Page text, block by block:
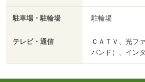
駐車場・駐輪場 駐輪場
テレビ・通信
ＣＡＴＶ、光フ
バンド）、イン